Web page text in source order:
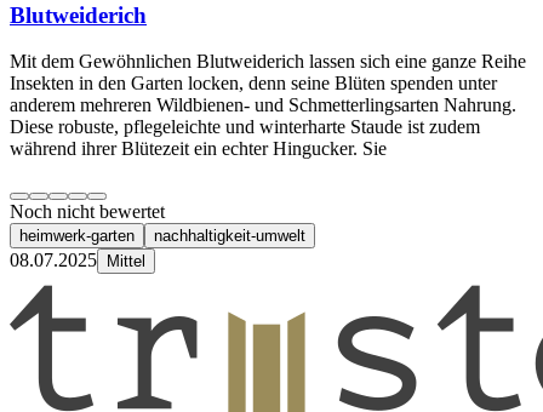
Blutweiderich
Mit dem Gewöhnlichen Blutweiderich lassen sich eine ganze Reihe
Insekten in den Garten locken, denn seine Blüten spenden unter
anderem mehreren Wildbienen- und Schmetterlingsarten Nahrung.
Diese robuste, pflegeleichte und winterharte Staude ist zudem
während ihrer Blütezeit ein echter Hingucker. Sie
Noch nicht bewertet
heimwerk-garten nachhaltigkeit-umwelt
08.07.2025 Mittel